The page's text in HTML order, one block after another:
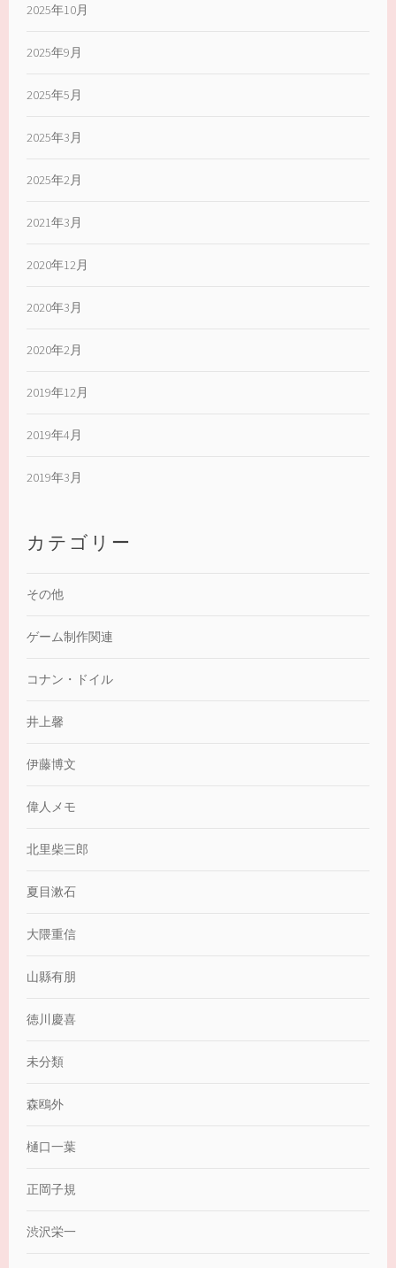
2025年10月
2025年9月
2025年5月
2025年3月
2025年2月
2021年3月
2020年12月
2020年3月
2020年2月
2019年12月
2019年4月
2019年3月
カテゴリー
その他
ゲーム制作関連
コナン・ドイル
井上馨
伊藤博文
偉人メモ
北里柴三郎
夏目漱石
大隈重信
山縣有朋
徳川慶喜
未分類
森鴎外
樋口一葉
正岡子規
渋沢栄一